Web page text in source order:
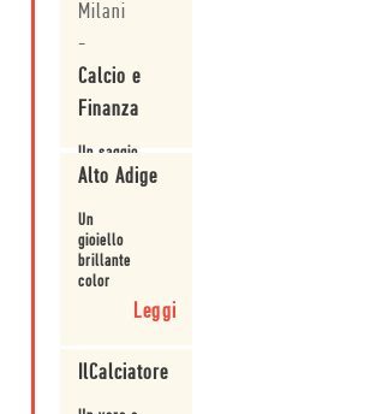
dà alcune
architettura, di
democrazia, di
bellezza, di
coralità e di
uomini fuori
arroganza e di
...
Milani
-
Calcio e
Finanza
Un saggio
straordinario.
Alto Adige
Un
gioiello
brillante
color
arancione.Leggi
IlCalciatore